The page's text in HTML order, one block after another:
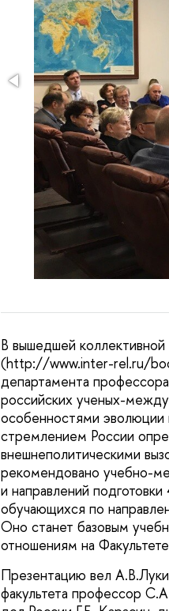
В вышедшей
(http://www.inter-rel.ru/
департамента
российских ученых-
особенностями
стремлением России
внешнеполитическими
рекомендовано учебно-
и направлений
обучающихся по
Оно станет базовым
отношениям на
Презентацию вел
факультета профессор